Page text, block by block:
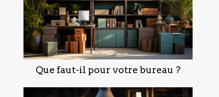
Que faut-il pour votre bureau ?